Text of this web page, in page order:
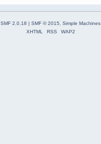
SMF 2.0.18 | SMF © 2015, Simple Machines
XHTML
RSS WAP2